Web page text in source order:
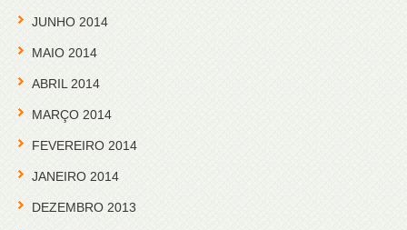
JUNHO 2014
MAIO 2014
ABRIL 2014
MARÇO 2014
FEVEREIRO 2014
JANEIRO 2014
DEZEMBRO 2013